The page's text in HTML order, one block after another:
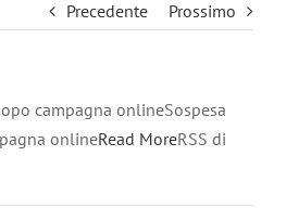
Precedente Prossimo
campagna onlineSospesa
onlineRead MoreRSS di